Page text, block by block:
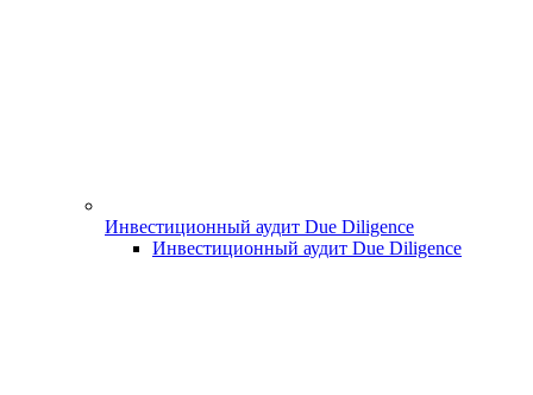
Инвестиционный аудит Due Diligence
Инвестиционный аудит Due Diligence